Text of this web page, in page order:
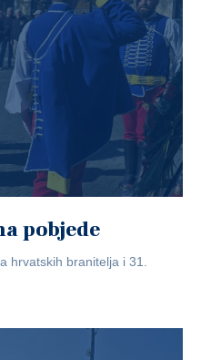
pobjede
hrvatskih branitelja i 31.